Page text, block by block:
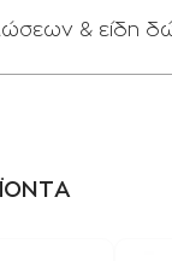
& είδη